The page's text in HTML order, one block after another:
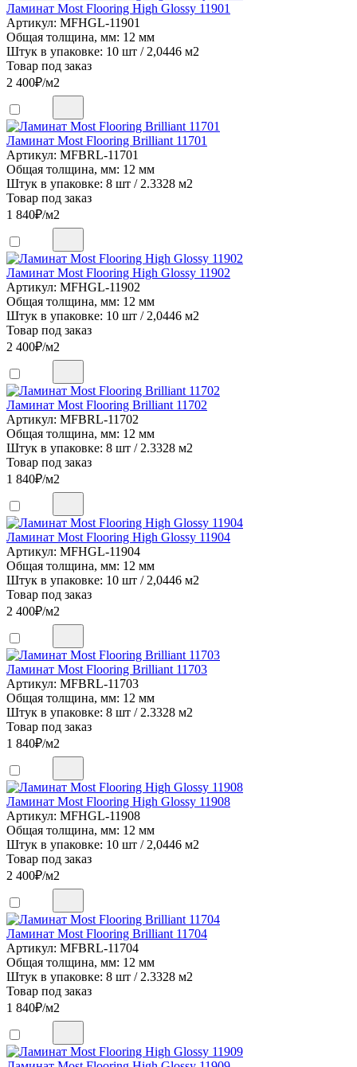
Ламинат Most Flooring High Glossy 11901
Артикул: MFHGL-11901
Общая толщина, мм: 12 мм
Штук в упаковке: 10 шт / 2,0446 м2
Товар под заказ
2 400₽/м2
Ламинат Most Flooring Brilliant 11701
Артикул: MFBRL-11701
Общая толщина, мм: 12 мм
Штук в упаковке: 8 шт / 2.3328 м2
Товар под заказ
1 840₽/м2
Ламинат Most Flooring High Glossy 11902
Артикул: MFHGL-11902
Общая толщина, мм: 12 мм
Штук в упаковке: 10 шт / 2,0446 м2
Товар под заказ
2 400₽/м2
Ламинат Most Flooring Brilliant 11702
Артикул: MFBRL-11702
Общая толщина, мм: 12 мм
Штук в упаковке: 8 шт / 2.3328 м2
Товар под заказ
1 840₽/м2
Ламинат Most Flooring High Glossy 11904
Артикул: MFHGL-11904
Общая толщина, мм: 12 мм
Штук в упаковке: 10 шт / 2,0446 м2
Товар под заказ
2 400₽/м2
Ламинат Most Flooring Brilliant 11703
Артикул: MFBRL-11703
Общая толщина, мм: 12 мм
Штук в упаковке: 8 шт / 2.3328 м2
Товар под заказ
1 840₽/м2
Ламинат Most Flooring High Glossy 11908
Артикул: MFHGL-11908
Общая толщина, мм: 12 мм
Штук в упаковке: 10 шт / 2,0446 м2
Товар под заказ
2 400₽/м2
Ламинат Most Flooring Brilliant 11704
Артикул: MFBRL-11704
Общая толщина, мм: 12 мм
Штук в упаковке: 8 шт / 2.3328 м2
Товар под заказ
1 840₽/м2